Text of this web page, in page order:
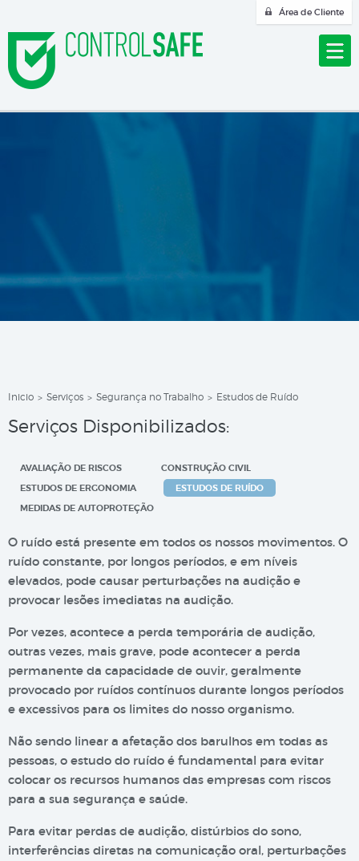
Área de Cliente
Inicio > Serviços > Segurança no Trabalho > Estudos de Ruído
Serviços Disponibilizados:
AVALIAÇÃO DE RISCOS
CONSTRUÇÃO CIVIL
ESTUDOS DE ERGONOMIA
ESTUDOS DE RUÍDO
MEDIDAS DE AUTOPROTEÇÃO
O ruído está presente em todos os nossos movimentos. O
ruído constante, por longos períodos, e em níveis
elevados, pode causar perturbações na audição e
provocar lesões imediatas na audição.
Por vezes, acontece a perda temporária de audição,
outras vezes, mais grave, pode acontecer a perda
permanente da capacidade de ouvir, geralmente
provocado por ruídos contínuos durante longos períodos
e excessivos para os limites do nosso organismo.
Não sendo linear a afetação dos barulhos em todas as
pessoas, o estudo do ruído é fundamental para evitar
colocar os recursos humanos das empresas com riscos
para a sua segurança e saúde.
Para evitar perdas de audição, distúrbios do sono,
interferências diretas na comunicação oral, perturbações